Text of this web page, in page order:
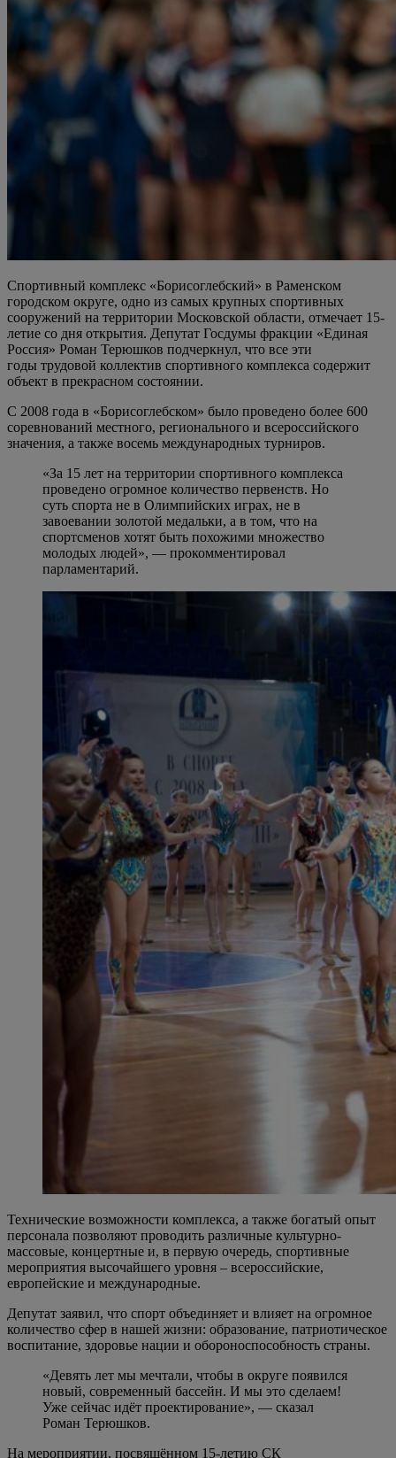
Спортивный комплекс «Борисоглебский» в Раменском
городском округе, одно из самых крупных спортивных
сооружений на территории Московской области, отмечает 15-
летие со дня открытия. Депутат Госдумы фракции «Единая
Россия» Роман Терюшков подчеркнул, что все эти
годы трудовой коллектив спортивного комплекса содержит
объект в прекрасном состоянии.
С 2008 года в «Борисоглебском» было проведено более 600
соревнований местного, регионального и всероссийского
значения, а также восемь международных турниров.
«За 15 лет на территории спортивного комплекса
проведено огромное количество первенств. Но
суть спорта не в Олимпийских играх, не в
завоевании золотой медальки, а в том, что на
спортсменов хотят быть похожими множество
молодых людей», — прокомментировал
парламентарий.
Технические возможности комплекса, а также богатый опыт
персонала позволяют проводить различные культурно-
массовые, концертные и, в первую очередь, спортивные
мероприятия высочайшего уровня – всероссийские,
европейские и международные.
Депутат заявил, что спорт объединяет и влияет на огромное
количество сфер в нашей жизни: образование, патриотическое
воспитание, здоровье нации и обороноспособность страны.
«Девять лет мы мечтали, чтобы в округе появился
новый, современный бассейн. И мы это сделаем!
Уже сейчас идёт проектирование», — сказал
Роман Терюшков.
На мероприятии, посвящённом 15-летию СК